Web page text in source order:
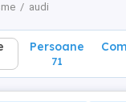
audi
Persoane
71